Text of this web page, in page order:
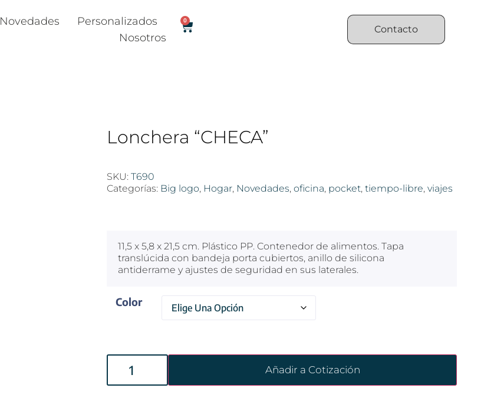
Novedades
Personalizados
Nosotros
0
Contacto
Lonchera “CHECA”
SKU: T690
Categorías: Big logo, Hogar, Novedades, oficina, pocket, tiempo-libre, viajes
11,5 x 5,8 x 21,5 cm. Plástico PP. Contenedor de alimentos. Tapa
translúcida con bandeja porta cubiertos, anillo de silicona
antiderrame y ajustes de seguridad en sus laterales.
Color
Añadir a Cotización